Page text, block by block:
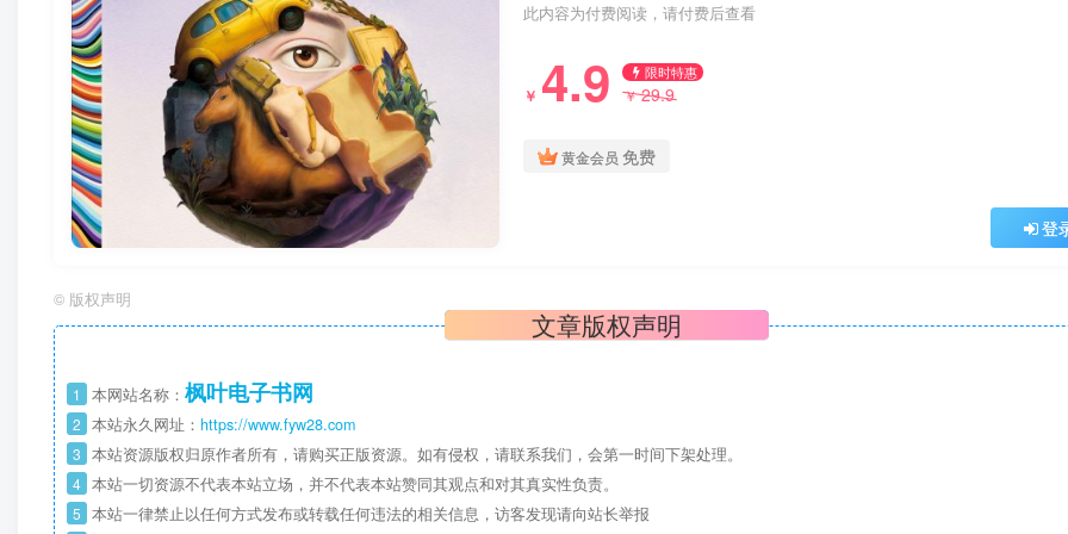
此内容为付费阅读，请付费后查看
￥ 4.9 限时特惠
￥29.9
黄金会员 免费
登
© 版权声明
文章版权声明
1 本网站名称： 枫叶电子书网
2 本站永久网址： https://www.fyw28.com
3 本站资源版权归原作者所有，请购买正版资源。如有侵权，请联系我们，会第一时间下架处理。
4 本站一切资源不代表本站立场，并不代表本站赞同其观点和对其真实性负责。
5 本站一律禁止以任何方式发布或转载任何违法的相关信息，访客发现请向站长举报